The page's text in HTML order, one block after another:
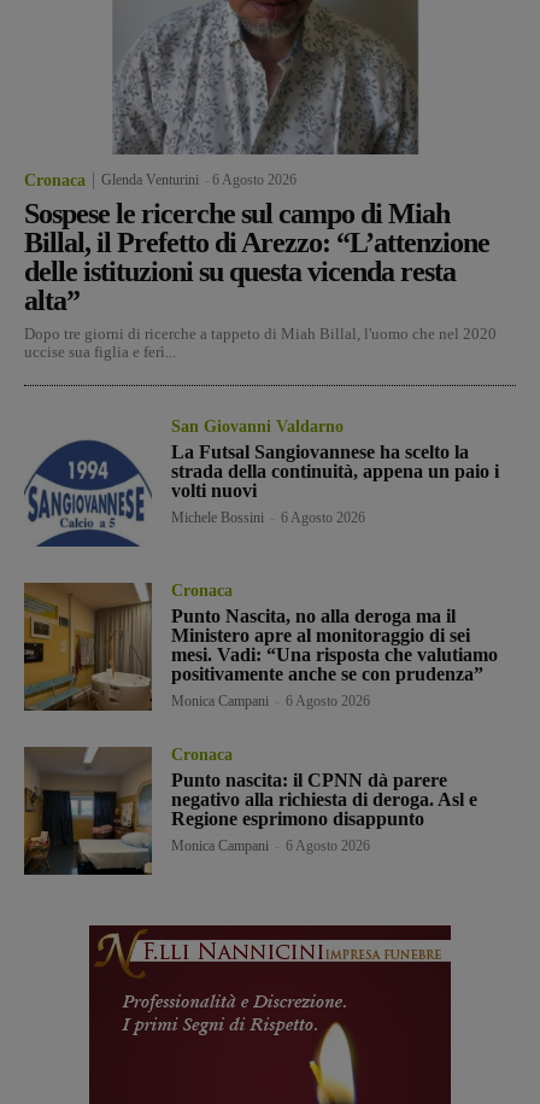
Cronaca Glenda Venturini 6 Agosto 2026
Sospese le ricerche sul campo di Miah
Billal, il Prefetto di Arezzo: “L’attenzione
delle istituzioni su questa vicenda resta
alta”
Dopo tre giorni di ricerche a tappeto di Miah Billal, l'uomo che nel 2020
uccise sua figlia e ferì...
San Giovanni Valdarno
La Futsal Sangiovannese ha scelto la
strada della continuità, appena un paio i
volti nuovi
Michele Bossini 6 Agosto 2026
Cronaca
Punto Nascita, no alla deroga ma il
Ministero apre al monitoraggio di sei
mesi. Vadi: “Una risposta che valutiamo
positivamente anche se con prudenza”
Monica Campani 6 Agosto 2026
Cronaca
Punto nascita: il CPNN dà parere
negativo alla richiesta di deroga. Asl e
Regione esprimono disappunto
Monica Campani 6 Agosto 2026